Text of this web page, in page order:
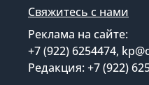
Свяжитесь с нами
Реклама на сайте:
+7 (922) 6254474,
Редакция: +7 (922)